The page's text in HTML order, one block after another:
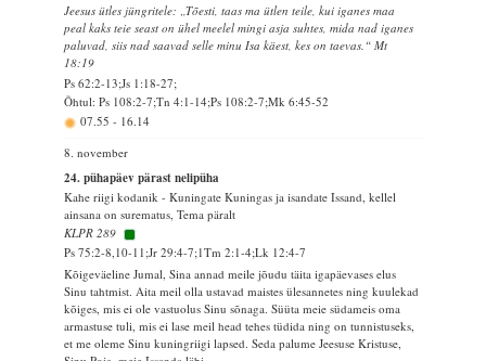
Jeesus ütles jüngritele: „Tõesti, taas ma ütlen teile, kui iganes maa
peal kaks teie seast on ühel meelel mingi asja suhtes, mida nad iganes
paluvad, siis nad saavad selle minu Isa käest, kes on taevas.“ Mt
18:19
Ps 62:2-13;Js 1:18-27;
Õhtul: Ps 108:2-7;Tn 4:1-14;Ps 108:2-7;Mk 6:45-52
07.55 - 16.14
8. november
24. pühapäev pärast nelipüha
Kahe riigi kodanik - Kuningate Kuningas ja isandate Issand, kellel
ainsana on surematus, Tema päralt
KLPR 289
Ps 75:2-8,10-11;Jr 29:4-7;1Tm 2:1-4;Lk 12:4-7
Kõigeväeline Jumal, Sina annad meile jõudu täita igapäevases elus
Sinu tahtmist. Aita meil olla ustavad maistes ülesannetes ning kuulekad
kõiges, mis ei ole vastuolus Sinu sõnaga. Süüta meie südameis oma
armastuse tuli, mis ei lase meil head tehes tüdida ning on tunnistuseks,
et me oleme Sinu kuningriigi lapsed. Seda palume Jeesuse Kristuse,